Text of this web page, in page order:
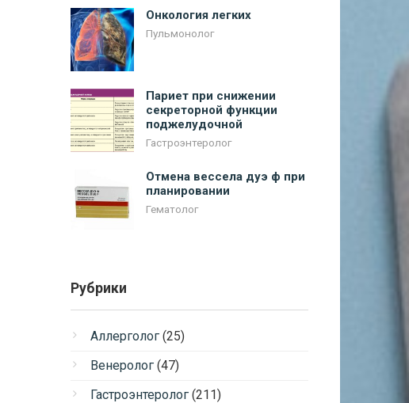
Онкология легких
Пульмонолог
Париет при снижении
секреторной функции
поджелудочной
Гастроэнтеролог
Отмена вессела дуэ ф при
планировании
Гематолог
Рубрики
Аллерголог (25)
Венеролог (47)
Гастроэнтеролог (211)